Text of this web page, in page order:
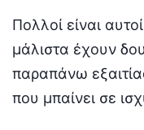
Πολλοί είναι
μάλιστα έχουν
παραπάνω
που μπαίνει σε